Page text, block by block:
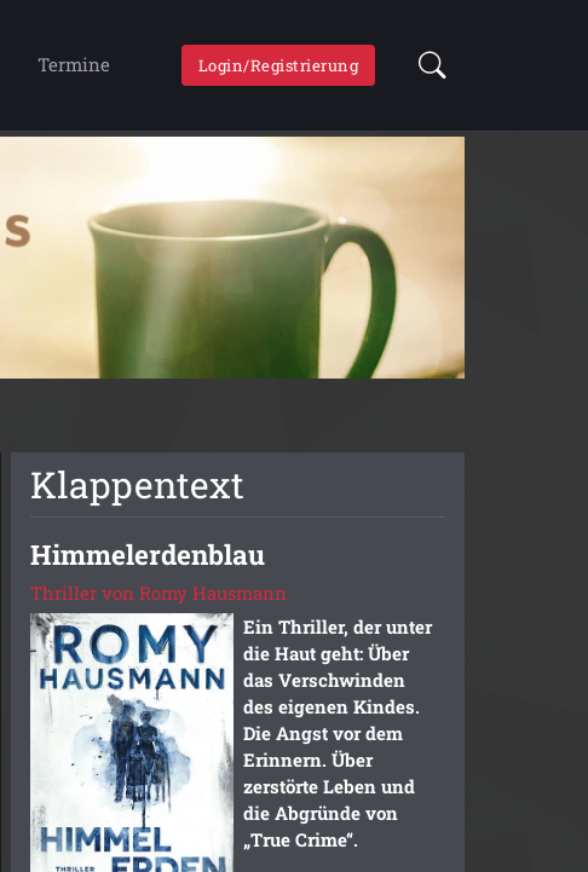
Termine Login/Registrierung
Klappentext
Himmelerdenblau
Thriller von Romy Hausmann
Ein Thriller, der unter
die Haut geht: Über
das Verschwinden
des eigenen Kindes.
Die Angst vor dem
Erinnern. Über
zerstörte Leben und
die Abgründe von
„True Crime“.